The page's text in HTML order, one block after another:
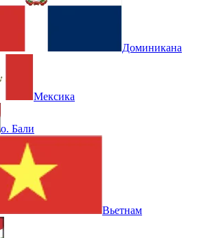
Доминикана
Мексика
о. Бали
Вьетнам